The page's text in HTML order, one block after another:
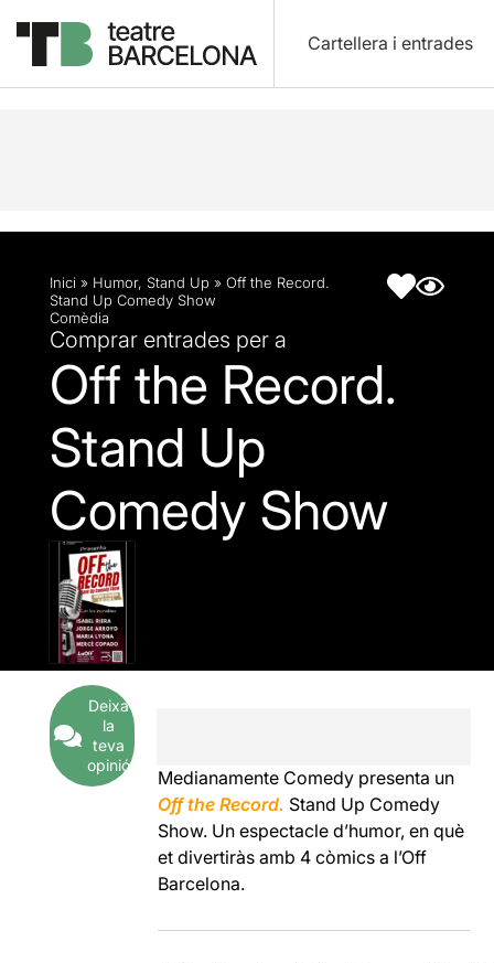
Cartellera i entrades
Descripció Fitxa artística
Inici » Humor, Stand Up » Off the Record.
Stand Up Comedy Show
Comèdia
Comprar entrades per a
Off the Record.
Stand Up
Comedy Show
Deixa
la
teva
opinió
Medianamente Comedy presenta un
Off the Record. Stand Up Comedy
Show. Un espectacle d’humor, en què
et divertiràs amb 4 còmics a l’Off
Barcelona.